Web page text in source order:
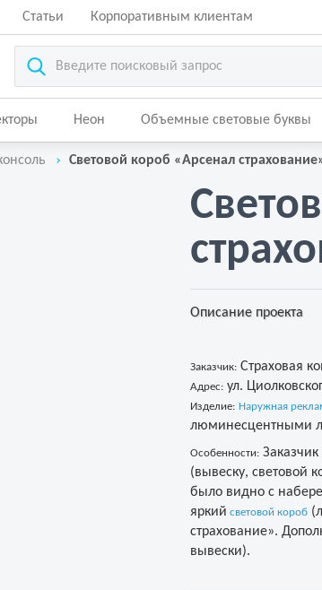
Статьи Корпоративным клиентам
Неон Объемные световые буквы
Световой короб «Арсенал
Описание проекта
Заказчик: Страховая
Адрес: ул.
Изделие: Наружная
люминесцентными
Особенности:
(вывеску, световой
было видно с
яркий световой короб
страхование».
вывески).